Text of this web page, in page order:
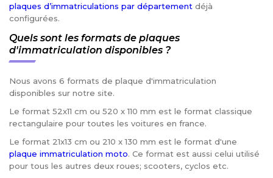
plaques d’immatriculations par département déjà
configurées.
Quels sont les formats de plaques
d'immatriculation disponibles ?
Nous avons 6 formats de plaque d'immatriculation
disponibles sur notre site.
Le format 52x11 cm ou 520 x 110 mm est le format classique
rectangulaire pour toutes les voitures en france.
Le format 21x13 cm ou 210 x 130 mm est le format d'une
plaque immatriculation moto. Ce format est aussi celui utilisé
pour tous les autres deux roues; scooters, cyclos etc.